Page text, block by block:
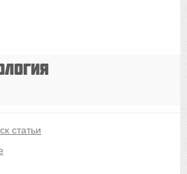
статьи